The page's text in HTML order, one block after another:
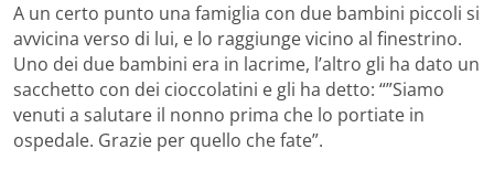
A un certo punto una famiglia con due bambini piccoli si
avvicina verso di lui, e lo raggiunge vicino al finestrino.
Uno dei due bambini era in lacrime, l’altro gli ha dato un
sacchetto con dei cioccolatini e gli ha detto: “”Siamo
venuti a salutare il nonno prima che lo portiate in
ospedale. Grazie per quello che fate”.